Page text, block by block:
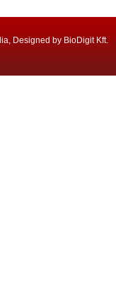
Designed by BioDigit Kft.